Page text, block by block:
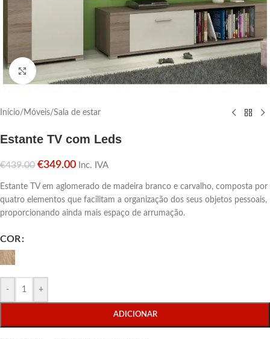
Click para aumentar
Início/ Móveis/Sala de estar
Estante TV com Leds
€439.00 €349.00 Inc. IVA
Estante TV em aglomerado de madeira branco e carvalho, composta por
quatro elementos que facilitam a organização dos seus objetos pessoais,
proporcionando ainda mais espaço de arrumação.
COR
- +
ADICIONAR